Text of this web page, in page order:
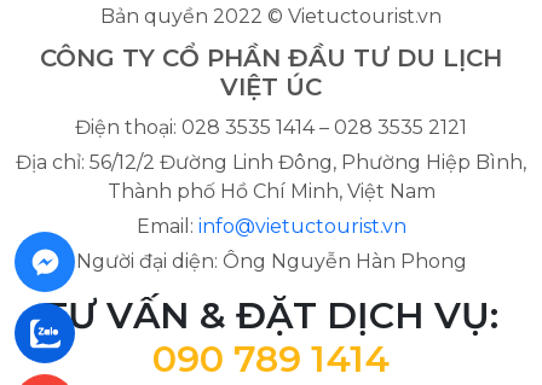
Bản quyền 2022 © Vietuctourist.vn
CÔNG TY CỔ PHẦN ĐẦU TƯ DU LỊCH
VIỆT ÚC
Điện thoại: 028 3535 1414 – 028 3535 2121
Địa chỉ: 56/12/2 Đường Linh Đông, Phường Hiệp Bình,
Thành phố Hồ Chí Minh, Việt Nam
Email: info@vietuctourist.vn
Người đại diện: Ông Nguyễn Hàn Phong
TƯ VẤN & ĐẶT DỊCH VỤ:
090 789 1414